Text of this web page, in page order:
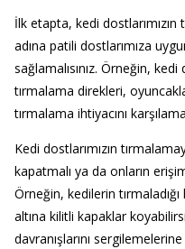
İlk etapta, kedi dostlarımızın
adına patili dostlarımıza
sağlamalısınız. Örneğin,
tırmalama direkleri,
tırmalama ihtiyacını
Kedi dostlarımızın
kapatmalı ya da onların
Örneğin, kedilerin
altına kilitli kapaklar
davranışlarını